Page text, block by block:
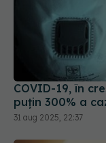
COVID-19, în
puțin 300% a
31 aug 2025, 22:37